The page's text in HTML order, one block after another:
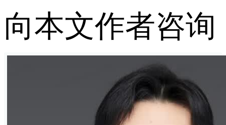
向本文作者咨询